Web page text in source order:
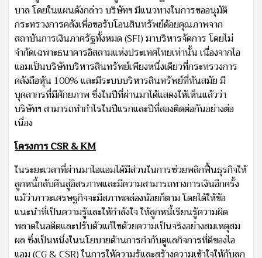
บาล โดยในแผนดังกล่าว บริษัทฯ มีแนวทางในการขออนุมัติ
กระทรวงการคลังเพื่อขอรับโอนสินทรัพย์ด้อยคุณภาพจาก
สถาบันการเงินภาครัฐทั้งหมด (SFI) มาบริหารจัดการ โดยไม่
จำกัดเฉพาะธนาคารอิสลามแห่งประเทศไทยเท่านั้น เนื่องจากไอ
แอมเป็นบริษัทบริหารสินทรัพย์เพียงหนึ่งเดียวที่กระทรวงการ
คลังถือหุ้น 100% และมีระบบบริหารสินทรัพย์ที่ทันสมัย มี
บุคลากรที่มีศักยภาพ ซึ่งในปีที่ผ่านมาได้แสดงให้เห็นแล้วว่า
บริษัทฯ สามารถทำกำไรในปีแรกและปีที่สองติดต่อกันอย่างต่อ
เนื่อง
โครงการCSR & KM
ในระยะเวลาที่ผ่านมาไอแอมได้มีส่วนในการช่วยพลิกฟื้นธุรกิจให้
ลูกหนี้กลับคืนสู่อิสรภาพและมีความสามารถทางการเงินอีกครั้ง
แม้ว่าภาวะเศรษฐกิจจะมีสภาพคล่องน้อยก็ตาม โดยได้ให้ข้อ
แนะนำที่เป็นความรู้และให้กำลังใจ ให้ลูกหนี้เรียนรู้ความผิด
พลาดในอดีตและปรับตัวแก้ไขด้วยความเป็นจริงอย่างสมเหตุสม
ผล ซึ่งเป็นหนึ่งในนโยบายด้านการกำกับดูแลกิจการที่ดีของไอ
แอม (CG & CSR) ในการให้ความรู้และสร้างความเข้าใจให้กับลูก